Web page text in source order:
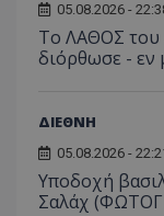
05.08.2026 -
Το ΛΑΘΟΣ του
διόρθωσε - εν
ΔΙΕΘΝΗ
05.08.2026 -
Υποδοχή
Σαλάχ